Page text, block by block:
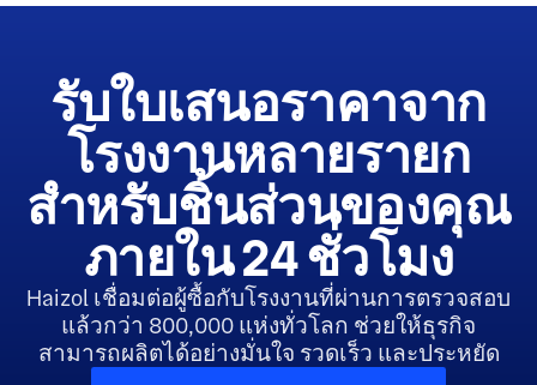
รับใบเสนอราคาจาก
โรงงานหลายรายก
สำหรับชิ้นส่วนของคุณ
ภายใน 24 ชั่วโมง
Haizol เชื่อมต่อผู้ซื้อกับโรงงานที่ผ่านการตรวจสอบ
แล้วกว่า 800,000 แห่งทั่วโลก ช่วยให้ธุรกิจ
สามารถผลิตได้อย่างมั่นใจ รวดเร็ว และประหยัด